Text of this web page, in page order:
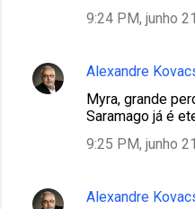
9:24 PM, junho
Alexandre
Myra, grande
Saramago já é
9:25 PM, junho
Alexandre